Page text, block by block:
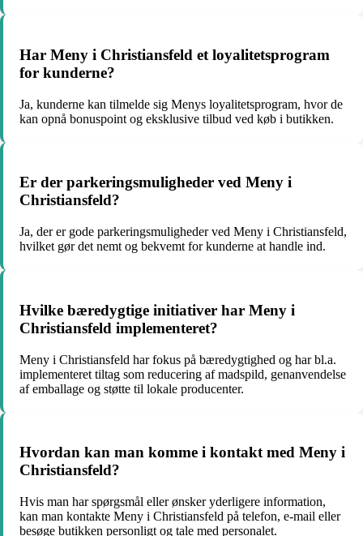
Har Meny i Christiansfeld et loyalitetsprogram
for kunderne?
Ja, kunderne kan tilmelde sig Menys loyalitetsprogram, hvor de
kan opnå bonuspoint og eksklusive tilbud ved køb i butikken.
Er der parkeringsmuligheder ved Meny i
Christiansfeld?
Ja, der er gode parkeringsmuligheder ved Meny i Christiansfeld,
hvilket gør det nemt og bekvemt for kunderne at handle ind.
Hvilke bæredygtige initiativer har Meny i
Christiansfeld implementeret?
Meny i Christiansfeld har fokus på bæredygtighed og har bl.a.
implementeret tiltag som reducering af madspild, genanvendelse
af emballage og støtte til lokale producenter.
Hvordan kan man komme i kontakt med Meny i
Christiansfeld?
Hvis man har spørgsmål eller ønsker yderligere information,
kan man kontakte Meny i Christiansfeld på telefon, e-mail eller
besøge butikken personligt og tale med personalet.